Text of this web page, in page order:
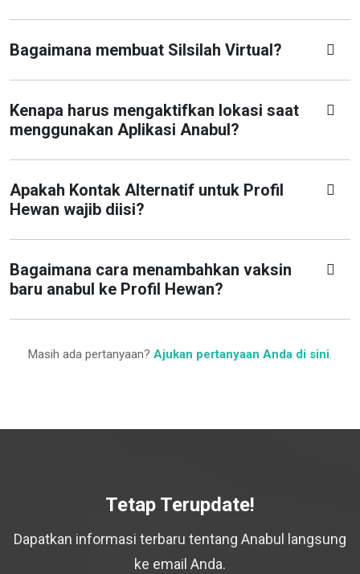
Bagaimana membuat Silsilah Virtual?
Kenapa harus mengaktifkan lokasi saat
menggunakan Aplikasi Anabul?
Apakah Kontak Alternatif untuk Profil
Hewan wajib diisi?
Bagaimana cara menambahkan vaksin
baru anabul ke Profil Hewan?
Masih ada pertanyaan? Ajukan pertanyaan Anda di sini.
Tetap Terupdate!
Dapatkan informasi terbaru tentang Anabul langsung
ke email Anda.